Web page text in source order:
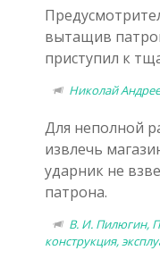
вытащив
приступил к
Николай
Для неполной
извлечь
ударник не
патрона.
В. И. Пилюгин,
конструкция,